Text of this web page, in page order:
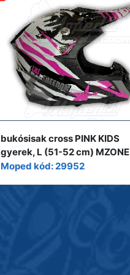
bukósisak cross PINK KIDS
gyerek, L (51-52 cm) MZONE
Moped kód: 29952